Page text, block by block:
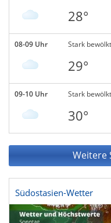
28°
08-09 Uhr Stark bewölkt
29°
09-10 Uhr Stark bewölkt
30°
Weitere
Südostasien-Wetter